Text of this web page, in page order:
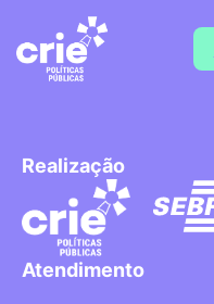
Realização
Atendimento